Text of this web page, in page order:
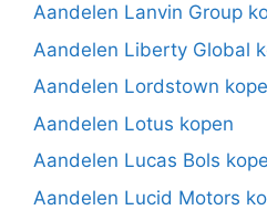
Aandelen Lanvin Group
Aandelen Liberty Global
Aandelen Lordstown
Aandelen Lotus kopen
Aandelen Lucas Bols
Aandelen Lucid Motors